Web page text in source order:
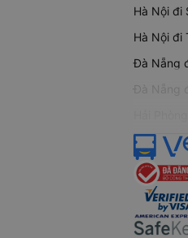
Hà Nội đi
Hà Nội đi
Đà Nẵng
Đà Nẵng